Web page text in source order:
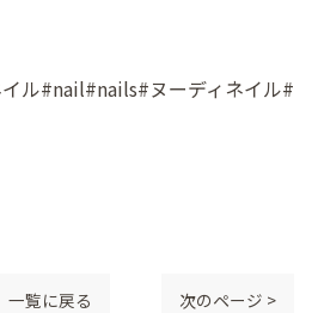
ル#nail#nails#ヌーディネイル#
一覧に戻る 次のページ >